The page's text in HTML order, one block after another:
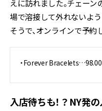
えに訪れました。チェー
場で溶接して外れないよ
そうで、オンラインで予約
・Forever
入店待ちも！？NY発